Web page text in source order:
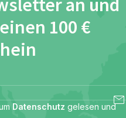
an und
100 €
Datenschutz gelesen und